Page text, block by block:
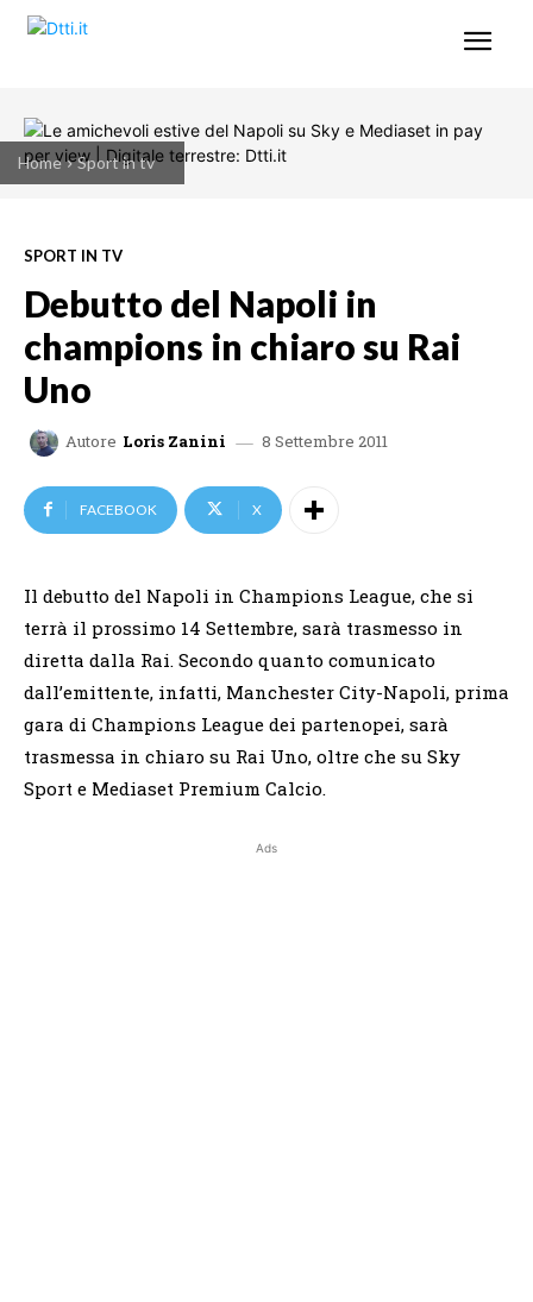
Home Sport in tv
SPORT IN TV
Debutto del Napoli in
champions in chiaro su Rai
Uno
Autore Loris Zanini 8 Settembre 2011
FACEBOOK X
Il debutto del Napoli in Champions League, che si
terrà il prossimo 14 Settembre, sarà trasmesso in
diretta dalla Rai. Secondo quanto comunicato
dall’emittente, infatti, Manchester City-Napoli, prima
gara di Champions League dei partenopei, sarà
trasmessa in chiaro su Rai Uno, oltre che su Sky
Sport e Mediaset Premium Calcio.
Ads